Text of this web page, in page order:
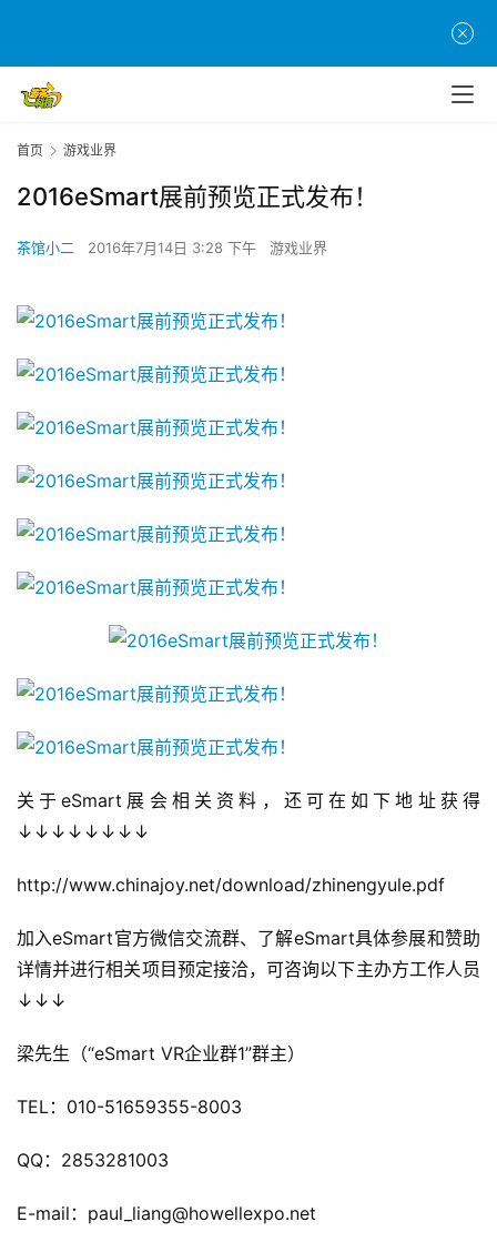
首
游
原
戏
首页 游戏业界
2016eSmart展前预览正式发布！
茶馆小二 2016年7月14日 3:28 下午 游戏业界
关于eSmart展会相关资料，还可在如下地址获得
↓↓↓↓↓↓↓↓
http://www.chinajoy.net/download/zhinengyule.pdf
加入eSmart官方微信交流群、了解eSmart具体参展和赞助
详情并进行相关项目预定接洽，可咨询以下主办方工作人员
↓↓↓
梁先生（“eSmart VR企业群1”群主）
TEL：010-51659355-8003
QQ：2853281003
E-mail：paul_liang@howellexpo.net